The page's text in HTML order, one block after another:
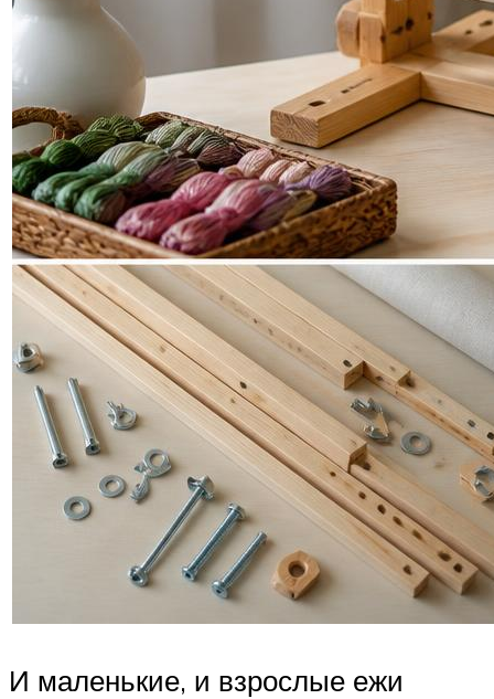
И маленькие, и взрослые ежи